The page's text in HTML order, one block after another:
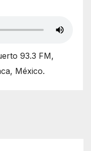
93.3 FM,
México.